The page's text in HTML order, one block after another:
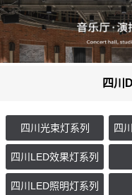
四川
四川光束灯系列 四
四川LED效果灯系列
四川LED照明灯系列